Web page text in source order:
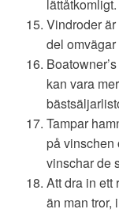
lättåtkomligt.
Vindroder
del
kan vara
Tampar
på vinschen
vinschar de
Att dra in ett
än man tror,